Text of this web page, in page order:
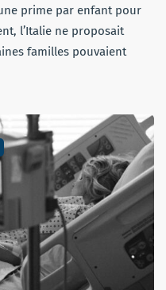
prime par enfant pour
l’Italie ne proposait
familles pouvaient